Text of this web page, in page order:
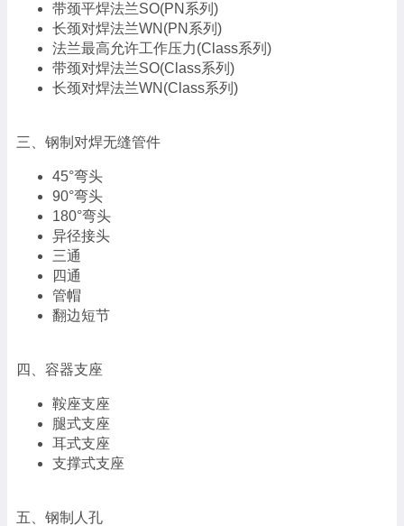
带颈平焊法兰SO(PN系列)
长颈对焊法兰WN(PN系列)
法兰最高允许工作压力(Class系列)
带颈对焊法兰SO(Class系列)
长颈对焊法兰WN(Class系列)
三、钢制对焊无缝管件
45°弯头
90°弯头
180°弯头
异径接头
三通
四通
管帽
翻边短节
四、容器支座
鞍座支座
腿式支座
耳式支座
支撑式支座
五、钢制人孔